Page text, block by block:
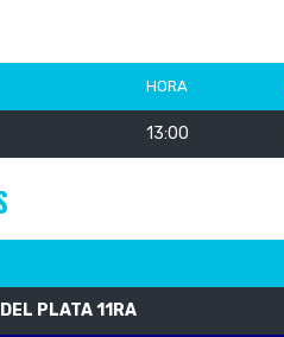
HORA
13:00
PLATA 11RA